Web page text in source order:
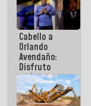
Cabello a
Orlando
Avendaño:
Disfruto
cada vez
que escribes
porque lo